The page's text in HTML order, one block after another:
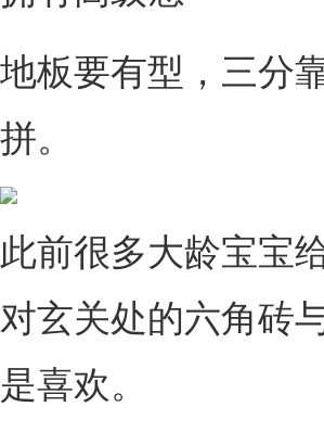
地板要有型，三分
拼。
此前很多大龄宝宝
对玄关处的六角砖
是喜欢。